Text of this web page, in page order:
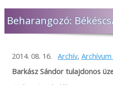
Beharangozó:
2014. 08. 16. Archív, Archívum
Barkász Sándor tulajdonos